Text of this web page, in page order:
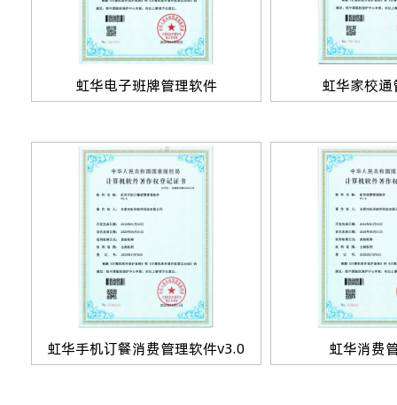
虹华电子班牌管理软件 虹华家校
虹华手机订餐消费管理软件v3.0 虹华消费